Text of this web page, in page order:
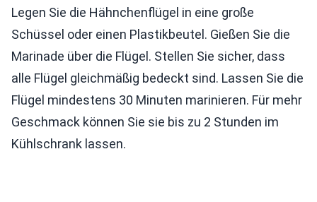
Legen Sie die Hähnchenflügel in eine große
Schüssel oder einen Plastikbeutel. Gießen Sie die
Marinade über die Flügel. Stellen Sie sicher, dass
alle Flügel gleichmäßig bedeckt sind. Lassen Sie die
Flügel mindestens 30 Minuten marinieren. Für mehr
Geschmack können Sie sie bis zu 2 Stunden im
Kühlschrank lassen.